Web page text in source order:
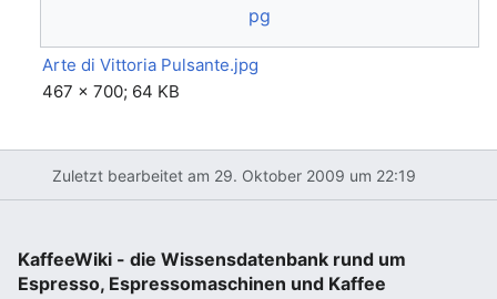
Arte di Vittoria Pulsante.jpg
467 × 700; 64 KB
Zuletzt bearbeitet am 29. Oktober 2009 um 22:19
KaffeeWiki - die Wissensdatenbank rund um
Espresso, Espressomaschinen und Kaffee